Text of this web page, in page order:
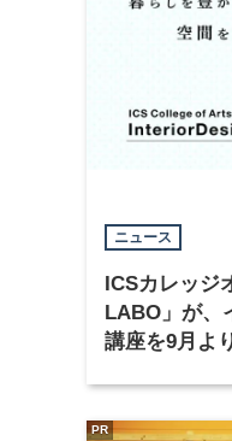
ニュース
ICSカレッジ
LABO」が、
講座を9月よ
PR